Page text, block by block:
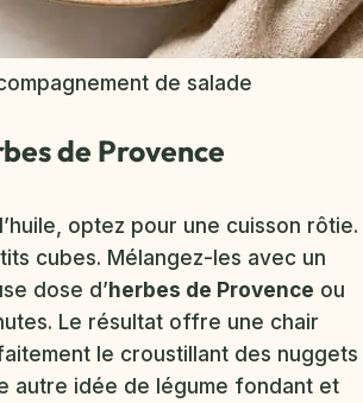
de salade
de Provence
optez pour une cuisson rôtie.
cubes. Mélangez-les avec un
dose d’herbes de Provence ou
Le résultat offre une chair
le croustillant des nuggets
autre idée de légume fondant et